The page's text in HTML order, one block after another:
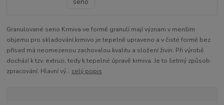
Granulované seno Krmiva ve formě granulí mají význam v menším
objemu pro skladování,krmivo je tepelně upraveno a v čisté formě bez
přísad má neomezenou zachovalou kvalitu a složení živin. Při výrobě
dochází k tzv. extruzi, tedy k tepelné úpravě krmiva. Je to šetrný způsob
zpracování. Hlavní vý... celý popis